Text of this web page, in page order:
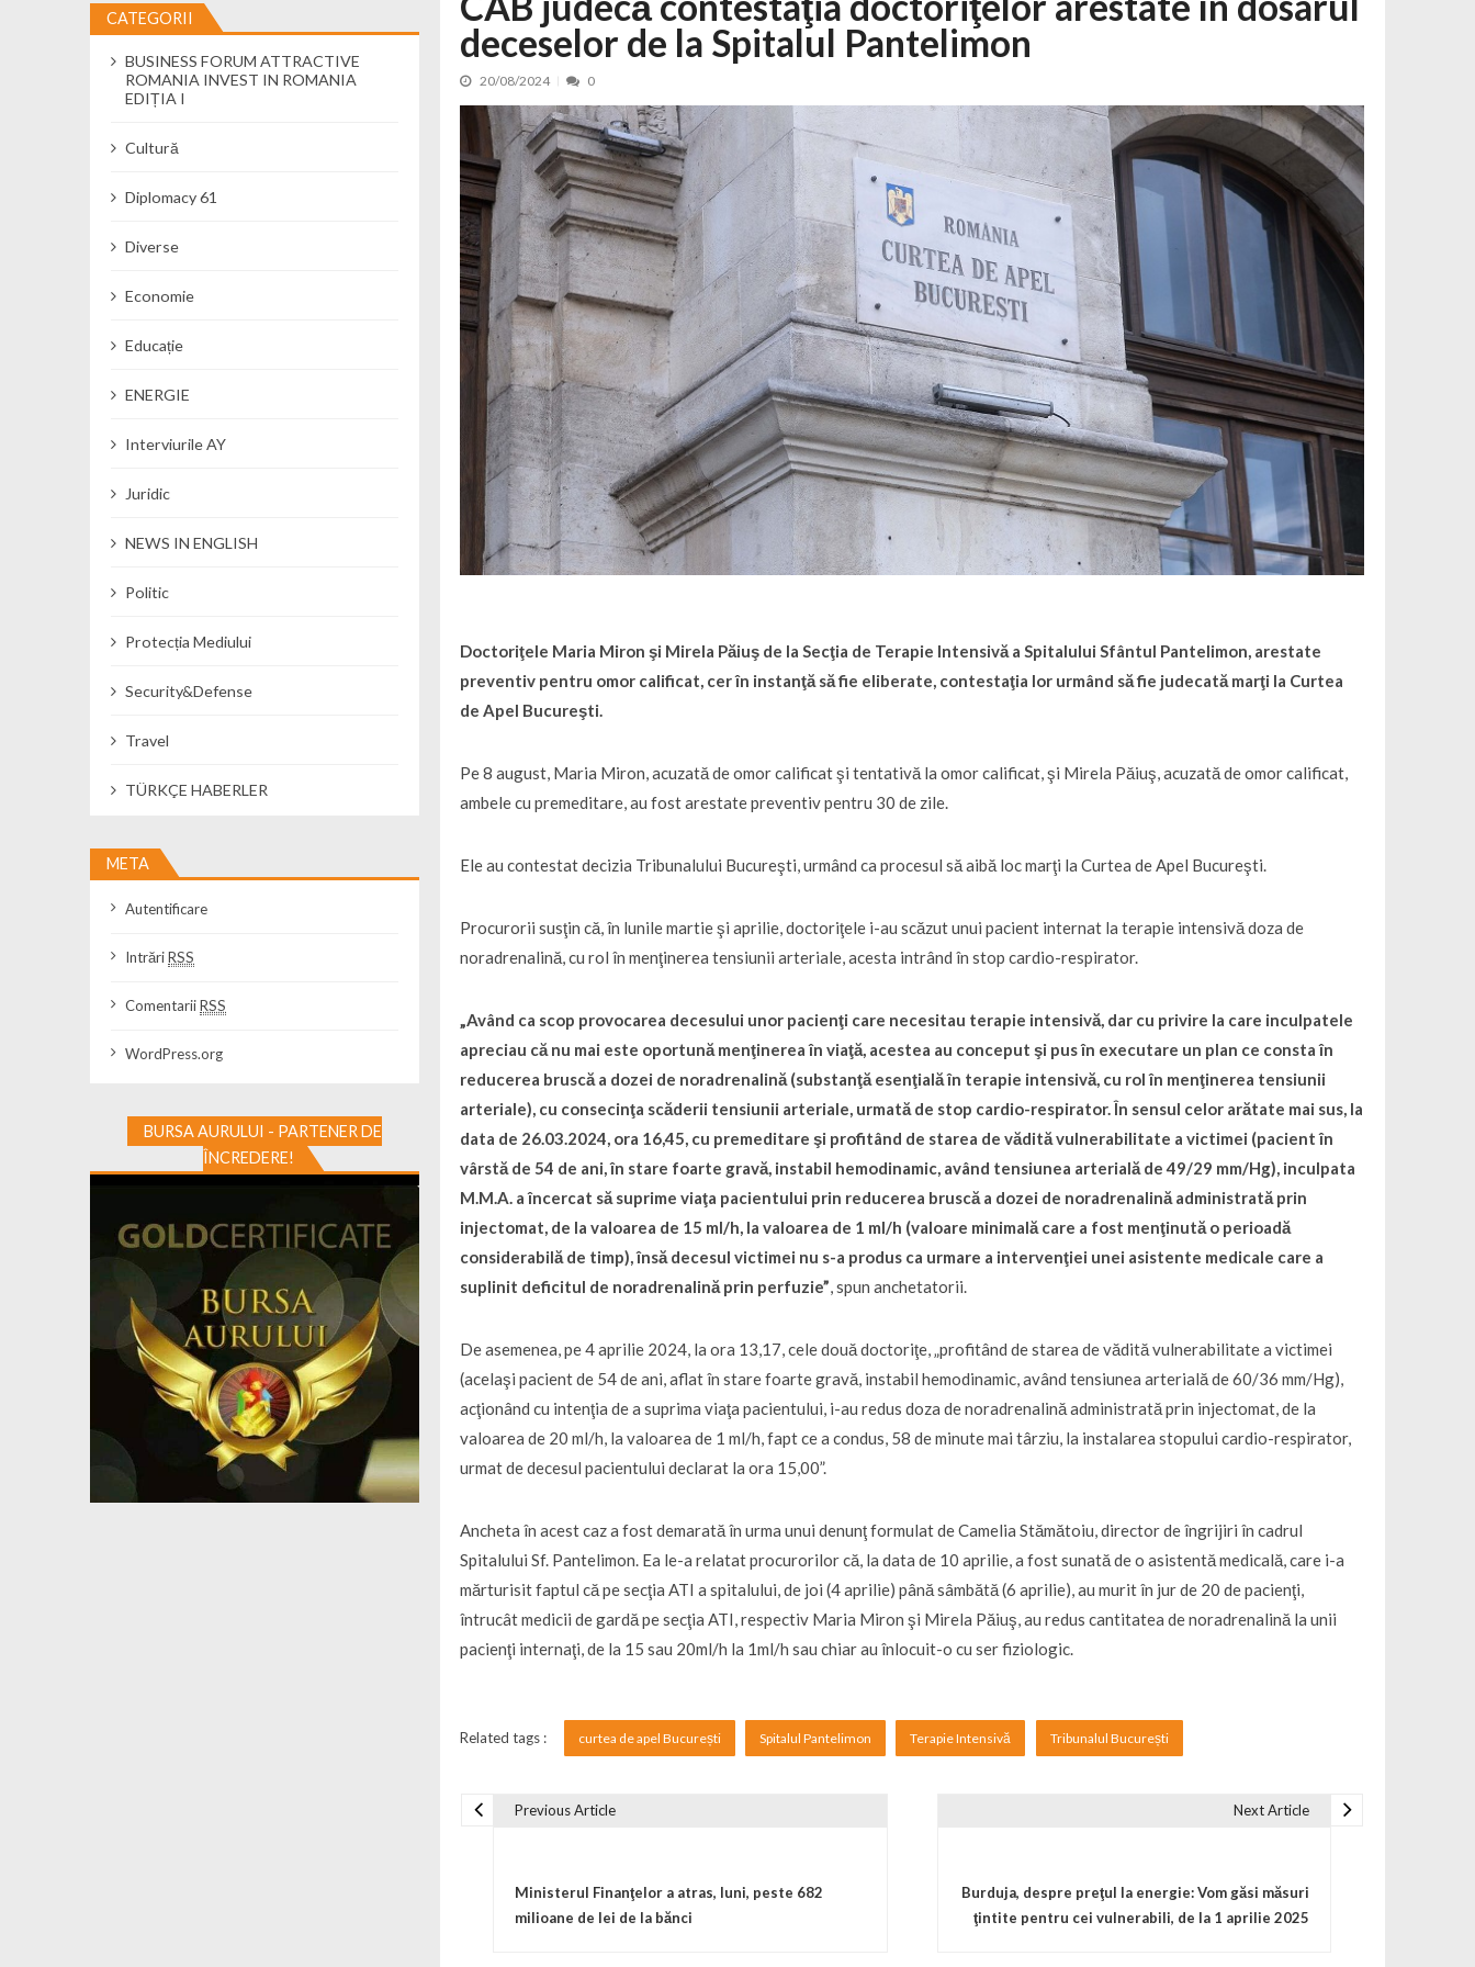
Cseke Attila: Am creat, până în prezent, peste 5.000 de noi locuri în creșe... 15/07/2026
Încă o creșă modernă pentru Alba: 40 de locuri noi la Zlatna prin Programul...
Percheziții și flagrant în Neamț: canabis descoperit într-un colet și ascu... 15/07/2026
Ministerul Apărării Naționale participă la efortul național pentru protejar...
Dobânzi de pânã la 7,50% la ediția FIDELIS din luna august 04/08/2026
MMAP pune în consultare publică proiectul Catalogului național al zonelor pri... 04/08/2026
deceselor de la Spitalul Pantelimon
20/08/2024 0
Doctoriţele Maria Miron şi Mirela Păiuş de la Secţia de Terapie Intensivă a Spitalului Sfântul Pantelimon, arestate
preventiv pentru omor calificat, cer în instanţă să fie eliberate, contestaţia lor urmând să fie judecată marţi la Curtea
de Apel Bucureşti.
Pe 8 august, Maria Miron, acuzată de omor calificat şi tentativă la omor calificat, şi Mirela Păiuş, acuzată de omor calificat,
ambele cu premeditare, au fost arestate preventiv pentru 30 de zile.
Ele au contestat decizia Tribunalului Bucureşti, urmând ca procesul să aibă loc marţi la Curtea de Apel Bucureşti.
Procurorii susţin că, în lunile martie şi aprilie, doctoriţele i-au scăzut unui pacient internat la terapie intensivă doza de
noradrenalină, cu rol în menţinerea tensiunii arteriale, acesta intrând în stop cardio-respirator.
„Având ca scop provocarea decesului unor pacienţi care necesitau terapie intensivă, dar cu privire la care inculpatele
apreciau că nu mai este oportună menţinerea în viaţă, acestea au conceput şi pus în executare un plan ce consta în
reducerea bruscă a dozei de noradrenalină (substanţă esenţială în terapie intensivă, cu rol în menţinerea tensiunii
arteriale), cu consecinţa scăderii tensiunii arteriale, urmată de stop cardio-respirator. În sensul celor arătate mai sus, la
data de 26.03.2024, ora 16,45, cu premeditare şi profitând de starea de vădită vulnerabilitate a victimei (pacient în
vârstă de 54 de ani, în stare foarte gravă, instabil hemodinamic, având tensiunea arterială de 49/29 mm/Hg), inculpata
M.M.A. a încercat să suprime viaţa pacientului prin reducerea bruscă a dozei de noradrenalină administrată prin
injectomat, de la valoarea de 15 ml/h, la valoarea de 1 ml/h (valoare minimală care a fost menţinută o perioadă
considerabilă de timp), însă decesul victimei nu s-a produs ca urmare a intervenţiei unei asistente medicale care a
suplinit deficitul de noradrenalină prin perfuzie”, spun anchetatorii.
De asemenea, pe 4 aprilie 2024, la ora 13,17, cele două doctoriţe, „profitând de starea de vădită vulnerabilitate a victimei
(acelaşi pacient de 54 de ani, aflat în stare foarte gravă, instabil hemodinamic, având tensiunea arterială de 60/36 mm/Hg),
acţionând cu intenţia de a suprima viaţa pacientului, i-au redus doza de noradrenalină administrată prin injectomat, de la
valoarea de 20 ml/h, la valoarea de 1 ml/h, fapt ce a condus, 58 de minute mai târziu, la instalarea stopului cardio-respirator,
urmat de decesul pacientului declarat la ora 15,00”.
Ancheta în acest caz a fost demarată în urma unui denunţ formulat de Camelia Stămătoiu, director de îngrijiri în cadrul
Spitalului Sf. Pantelimon. Ea le-a relatat procurorilor că, la data de 10 aprilie, a fost sunată de o asistentă medicală, care i-a
mărturisit faptul că pe secţia ATI a spitalului, de joi (4 aprilie) până sâmbătă (6 aprilie), au murit în jur de 20 de pacienţi,
întrucât medicii de gardă pe secţia ATI, respectiv Maria Miron şi Mirela Păiuş, au redus cantitatea de noradrenalină la unii
pacienţi internaţi, de la 15 sau 20ml/h la 1ml/h sau chiar au înlocuit-o cu ser fiziologic.
Related tags : curtea de apel București Spitalul Pantelimon Terapie Intensivă Tribunalul București
Previous Article
Ministerul Finanţelor a atras, luni, peste 682
milioane de lei de la bănci
Next Article
Burduja, despre preţul la energie: Vom găsi măsuri
ţintite pentru cei vulnerabili, de la 1 aprilie 2025
CATEGORII
BUSINESS FORUM ATTRACTIVE
ROMANIA INVEST IN ROMANIA
EDIȚIA I
Cultură
Diplomacy 61
Diverse
Economie
Educație
ENERGIE
Interviurile AY
Juridic
NEWS IN ENGLISH
Politic
Protecția Mediului
Security&Defense
Travel
TÜRKÇE HABERLER
META
Autentificare
IntrăriRSS
ComentariiRSS
WordPress.org
BURSA AURULUI - PARTENER DE
ÎNCREDERE!